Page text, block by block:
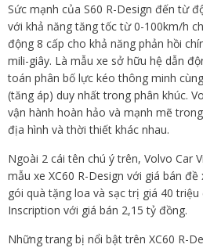
Sức mạnh của S60 R-Design đến từ
với khả năng tăng tốc từ 0-100km/h
động 8 cấp cho khả năng phản hồi
mili-giây. Là mẫu xe sở hữu hệ dẫn
toán phân bố lực kéo thông minh
(tăng áp) duy nhất trong phân khúc.
vận hành hoàn hảo và mạnh mẽ
địa hình và thời thiết khác nhau.
Ngoài 2 cái tên chú ý trên, Volvo Car
mẫu xe XC60 R-Design với giá bán
gói quà tặng loa và sạc trị giá 40 triệu
Inscription với giá bán 2,15 tỷ đồng.
Những trang bị nổi bật trên XC60 R-